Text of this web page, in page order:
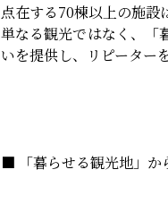
点在する70棟以上の施設
単なる観光ではなく、「
いを提供し、リピーター
■ 「暮らせる観光地」か